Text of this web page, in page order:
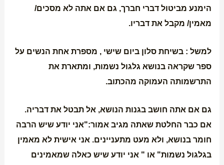
הימנע מביטול דברי חברך, גם אם אתה לא מסכים/
מאמין/ מקבל את דבריו.
למשל : בשיחת סלון ביום שישי , מספרת אחת הנשים על
ספר שקראה בנושא גלגול נשמות, ומתארת את
התרשמותה העמוקה מהכתוב.
גם אם אתה חושב בגנות הנושא, אל תבטל את דבריה.
אם כבר החלטת שאתה מגיב אמור:"אני יודע שיש הרבה
חומר בנושא, ולא מעט מתעניינים. אני אישית לא מאמין
בגלגול נשמות" או " אני יודע שיש כאלה שמאמינים